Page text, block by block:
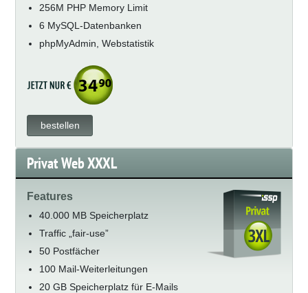
256M PHP Memory Limit
6 MySQL-Datenbanken
phpMyAdmin, Webstatistik
bestellen
Privat Web XXXL
Features
40.000 MB Speicherplatz
Traffic „fair-use”
50 Postfächer
100 Mail-Weiterleitungen
20 GB Speicherplatz für E-Mails